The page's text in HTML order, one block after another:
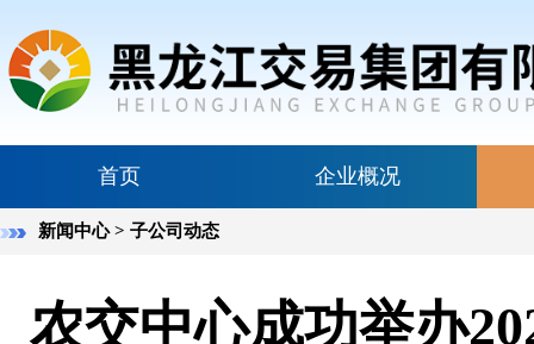
首页 企业概况
新闻中心> 子公司动态
农交中心成功举办